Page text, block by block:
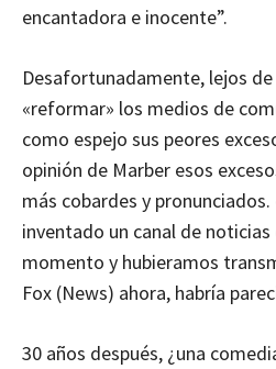
encantadora e inocente”.
Desafortunadamente, lejos de
«reformar» los medios de
como espejo sus peores
opinión de Marber esos
más cobardes y pronunciados.
inventado un canal de noticias
momento y hubieramos
Fox (News) ahora, habría
30 años después, ¿una